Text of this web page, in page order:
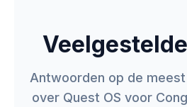
Antwoorden op de
over Quest OS voor